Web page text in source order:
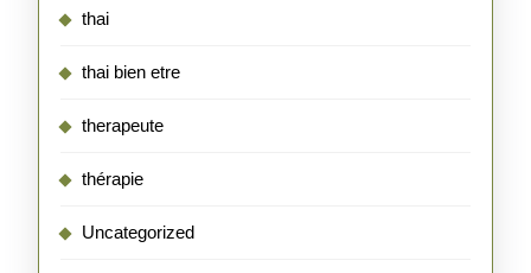
thai
thai bien etre
therapeute
thérapie
Uncategorized